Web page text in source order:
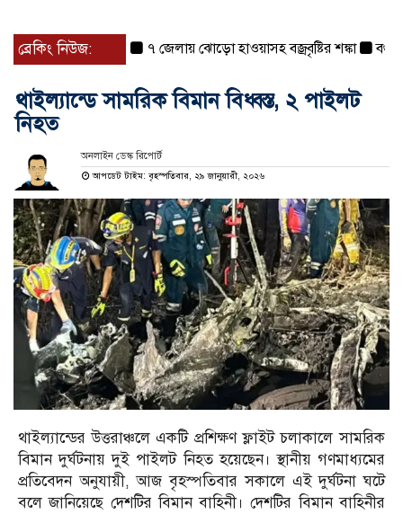
ব্রেকিং নিউজ: ৭ জেলায় ঝোড়ো হাওয়াসহ বজ্রবৃষ্টির শঙ্কা বগুড়া ও
থাইল্যান্ডে সামরিক বিমান বিধ্বস্ত, ২ পাইলট
নিহত
অনলাইন ডেস্ক রিপোর্ট
আপডেট টাইম: বৃহস্পতিবার, ২৯ জানুয়ারী, ২০২৬
থাইল্যান্ডের উত্তরাঞ্চলে একটি প্রশিক্ষণ ফ্লাইট চলাকালে সামরিক
বিমান দুর্ঘটনায় দুই পাইলট নিহত হয়েছেন। স্থানীয় গণমাধ্যমের
প্রতিবেদন অনুযায়ী, আজ বৃহস্পতিবার সকালে এই দুর্ঘটনা ঘটে
বলে জানিয়েছে দেশটির বিমান বাহিনী। দেশটির বিমান বাহিনীর